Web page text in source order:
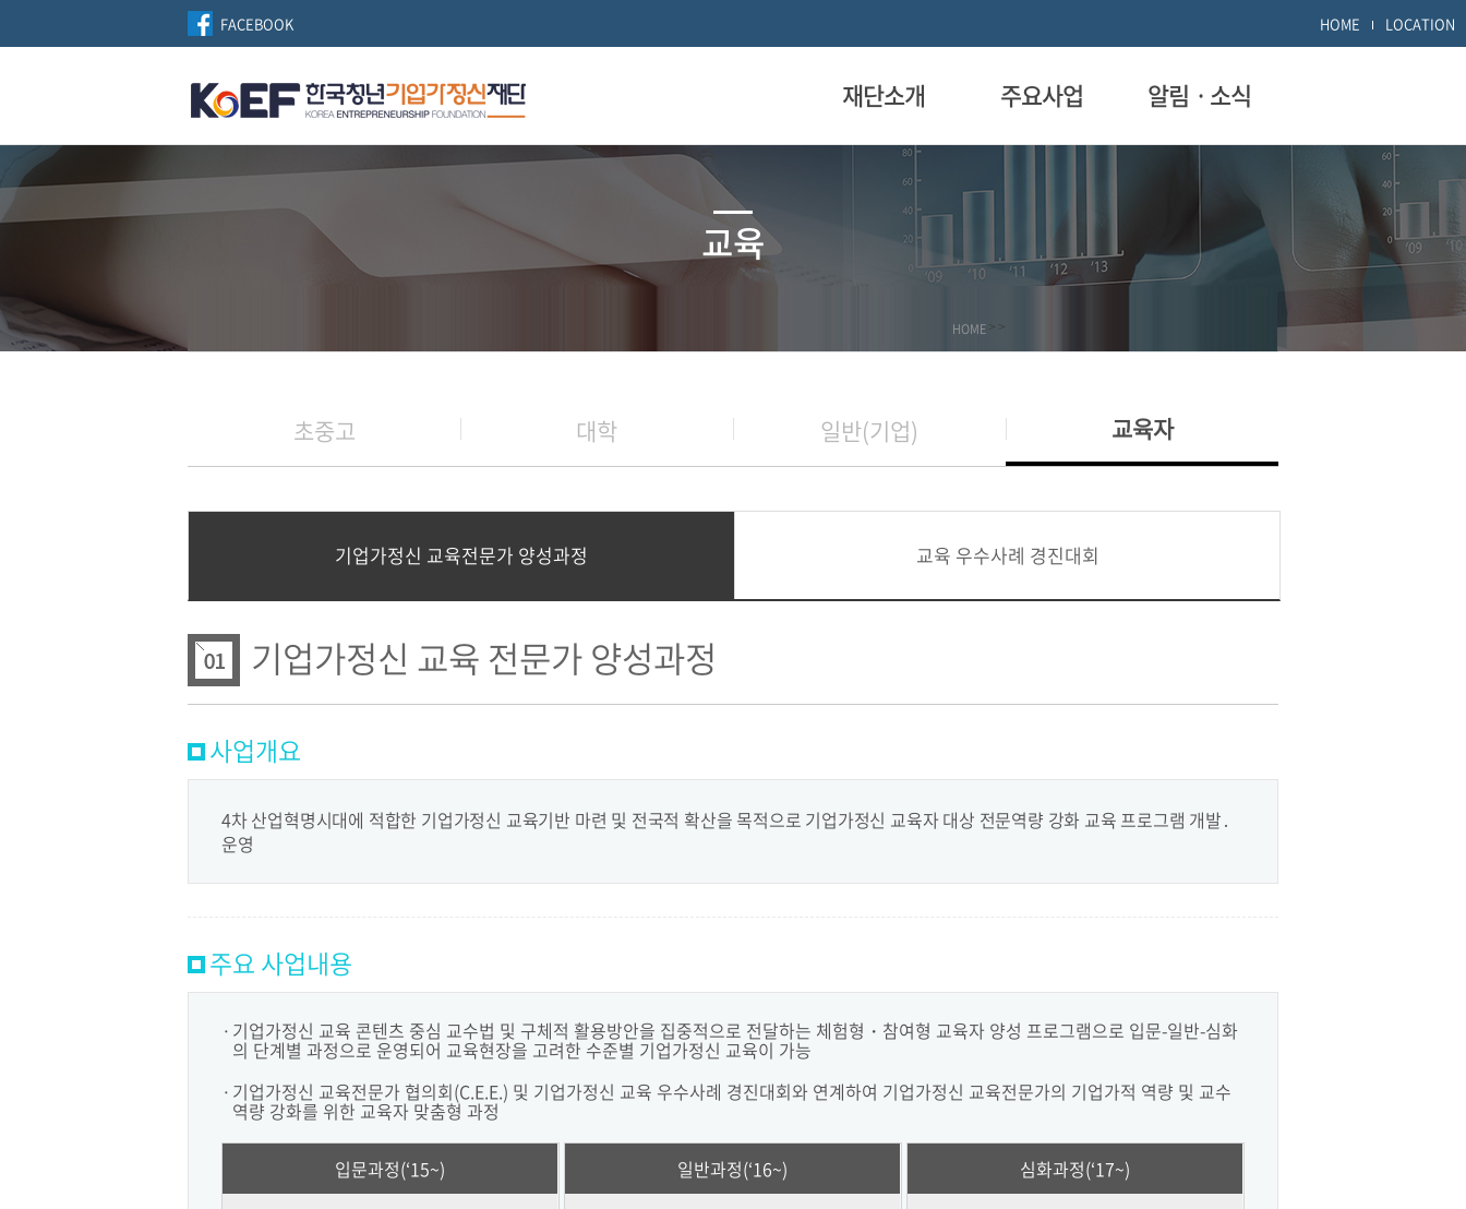
FACEBOOK HOME LOCATION
재단소개 주요사업 알림ㆍ소식
교육
HOME > >
초중고 대학 일반(기업) 교육자
기업가정신 교육전문가 양성과정 교육 우수사례 경진대회
기업가정신 교육 전문가 양성과정
사업개요
4차 산업혁명시대에 적합한 기업가정신 교육기반 마련 및 전국적 확산을 목적으로 기업가정신 교육자 대상 전문역량 강화 교육 프로그램 개발․
운영
주요 사업내용
기업가정신 교육 콘텐츠 중심 교수법 및 구체적 활용방안을 집중적으로 전달하는 체험형・참여형 교육자 양성 프로그램으로 입문-일반-심화
의 단계별 과정으로 운영되어 교육현장을 고려한 수준별 기업가정신 교육이 가능
기업가정신 교육전문가 협의회(C.E.E.) 및 기업가정신 교육 우수사례 경진대회와 연계하여 기업가정신 교육전문가의 기업가적 역량 및 교수
역량 강화를 위한 교육자 맞춤형 과정
입문과정(‘15~) 일반과정(‘16~) 심화과정(‘17~)